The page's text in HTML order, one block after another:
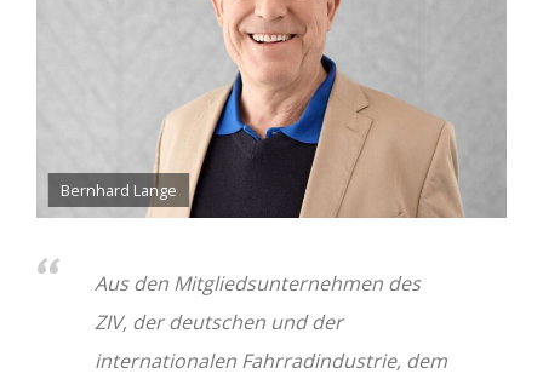
Bernhard Lange
Aus den Mitgliedsunternehmen des
ZIV, der deutschen und der
internationalen Fahrradindustrie, dem